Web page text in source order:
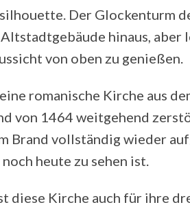
Der Glockenturm
hinaus, aber
von oben zu genießen.
romanische Kirche aus
von 1464 weitgehend
Brand vollständig wieder
heute zu sehen ist.
diese Kirche auch für ihre